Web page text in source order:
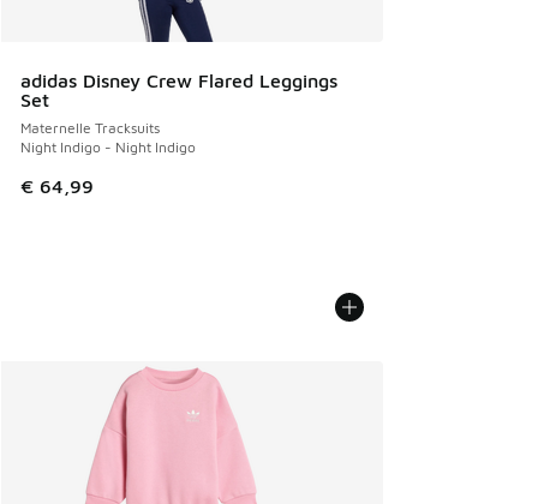
adidas Disney Crew Flared Leggings
Set
Maternelle Tracksuits
Night Indigo - Night Indigo
€ 64,99